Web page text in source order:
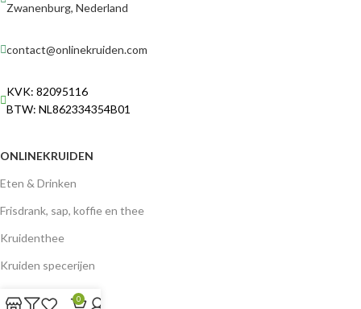
Zwanenburg, Nederland
contact@onlinekruiden.com
KVK: 82095116
BTW: NL862334354B01
ONLINEKRUIDEN
Eten & Drinken
Frisdrank, sap, koffie en thee
Kruidenthee
Kruiden specerijen
0